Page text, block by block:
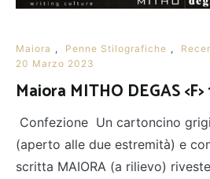
Maiora , Penne Stilografiche ,
20 Marzo 2023
Maiora MITHO DEGAS <F>
Confezione Un cartoncino
(aperto alle due estremità) e
scritta MAIORA (a rilievo)